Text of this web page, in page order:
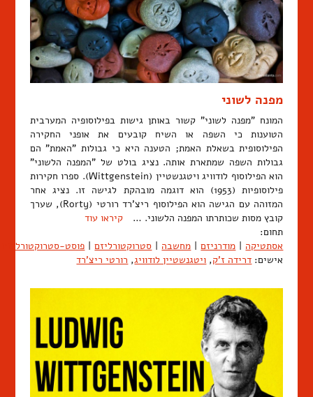
מפנה לשוני
המונח "מפנה לשוני" קשור באותן גישות בפילוסופיה המערבית
הטוענות כי השפה או השיח קובעים את אופני החקירה
הפילוסופית בשאלת האמת; הטענה היא כי גבולות "האמת" הם
גבולות השפה שמתארת אותה. נציג בולט של "המפנה הלשוני"
הוא הפילוסוף לודוויג ויטגנשטיין (Wittgenstein). ספרו חקירות
פילוסופיות (1953) הוא דוגמה מובהקת לגישה זו. נציג אחר
המזוהה עם הגישה הוא הפילוסוף ריצ'רד רורטי (Rorty), שערך
קובץ מסות שכותרתו המפנה הלשוני. … קיראו עוד
תחום:
אסתטיקה | מודרניזם | מחשבה | סטרוקטורליזם | פוסט-סטרוקטורליזם
אישים: דרידה ז'ק, ויטגנשטיין לודוויג, רורטי ריצ'רד